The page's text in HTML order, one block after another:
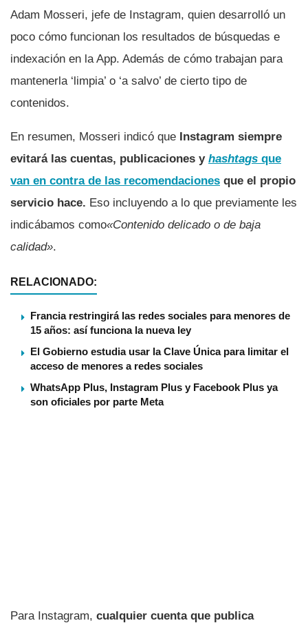
Adam Mosseri, jefe de Instagram, quien desarrolló un
poco cómo funcionan los resultados de búsquedas e
indexación en la App. Además de cómo trabajan para
mantenerla ‘limpia’ o ‘a salvo’ de cierto tipo de
contenidos.
En resumen, Mosseri indicó que Instagram siempre
evitará las cuentas, publicaciones y hashtags que
van en contra de las recomendaciones que el propio
servicio hace. Eso incluyendo a lo que previamente les
indicábamos como«Contenido delicado o de baja
calidad».
RELACIONADO:
Francia restringirá las redes sociales para menores de
15 años: así funciona la nueva ley
El Gobierno estudia usar la Clave Única para limitar el
acceso de menores a redes sociales
WhatsApp Plus, Instagram Plus y Facebook Plus ya
son oficiales por parte Meta
Para Instagram, cualquier cuenta que publica